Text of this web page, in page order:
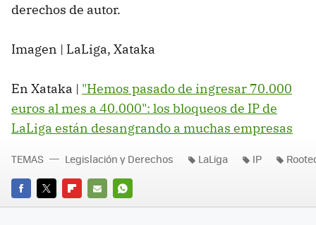
derechos de autor.
Imagen | LaLiga, Xataka
En Xataka | "Hemos pasado de ingresar 70.000
euros al mes a 40.000": los bloqueos de IP de
LaLiga están desangrando a muchas empresas
FACEBOOK
TWITTERFLIPBOARD
E-
WHATSAPP
TEMAS Legislación y Derechos LaLiga IP